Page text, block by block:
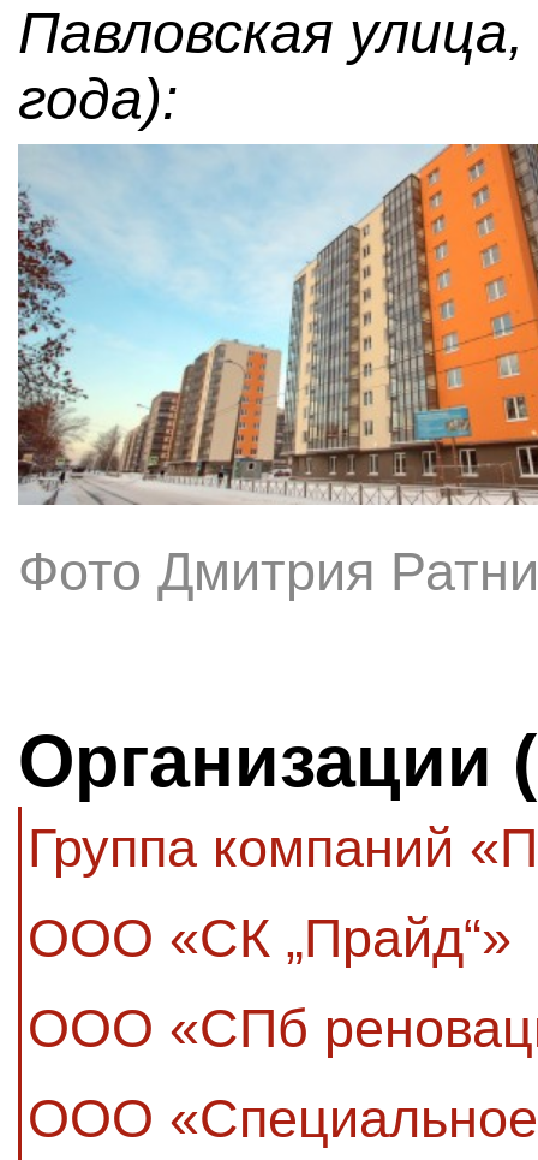
Павловская
года):
Фото Дмитрия
Организации
Группа компаний
ООО «СК „Прайд“»
ООО «СПб
ООО «Специальное